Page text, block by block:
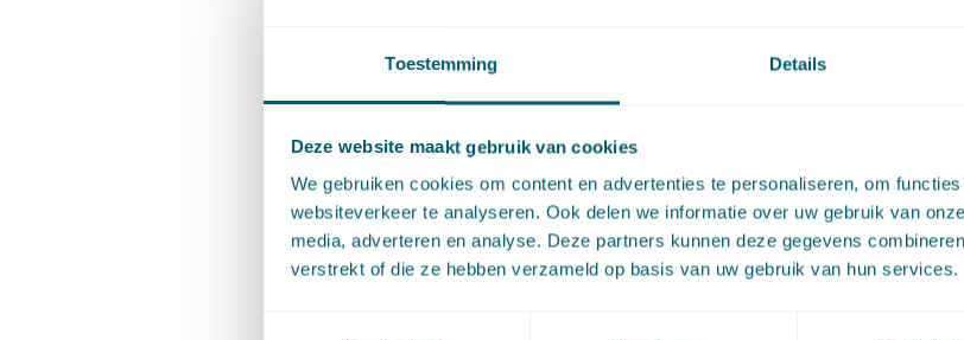
Toestemming Details
Deze website maakt gebruik van cookies
We gebruiken cookies om content en advertenties te personaliseren, om
websiteverkeer te analyseren. Ook delen we informatie over uw gebruik van
media, adverteren en analyse. Deze partners kunnen deze gegevens
verstrekt of die ze hebben verzameld op basis van uw gebruik van hun services.
signaleert daarover. Naast het ondernemingsrecht, gaat
het herstructurerings- en insolventierecht, het financieel
energierecht en het goederen- en contractenrecht.
Anna Francesca, van origine Italiaanse, heeft een
en heeft in diverse landen gewerkt en ervaring op